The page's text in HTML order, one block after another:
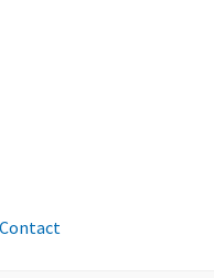
Contact